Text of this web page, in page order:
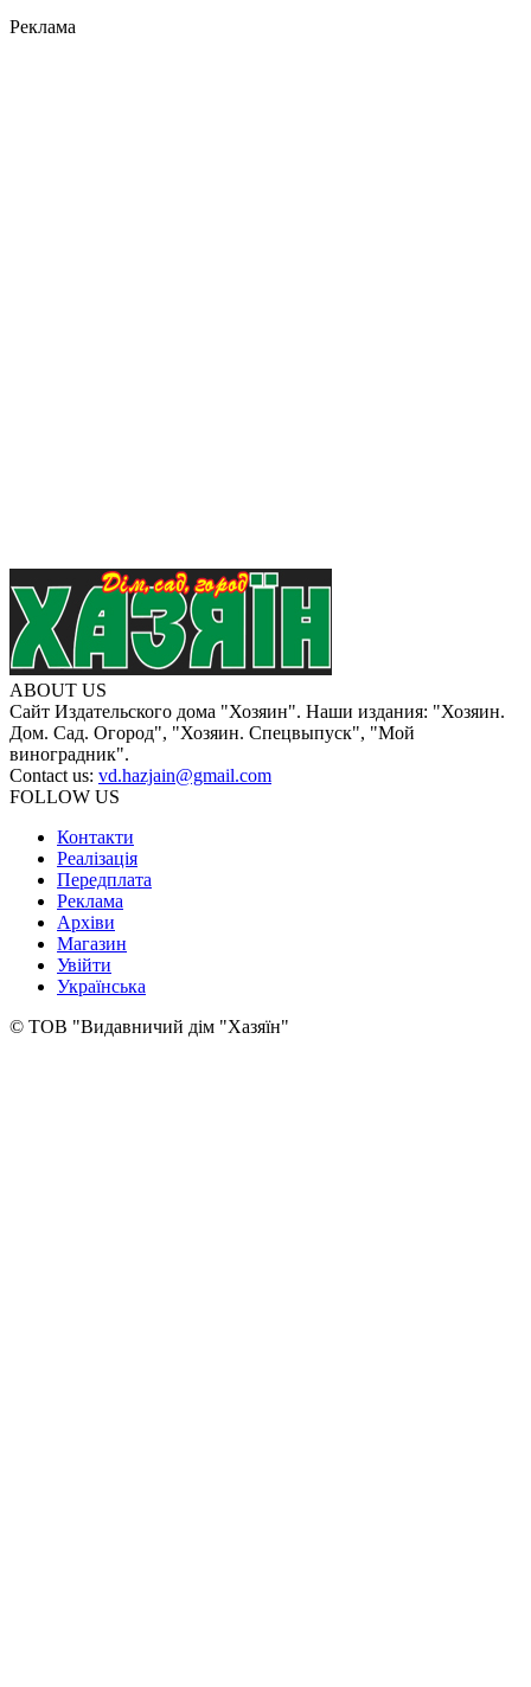
Реклама
ABOUT US
Сайт Издательского дома "Хозяин". Наши издания: "Хозяин.
Дом. Сад. Огород", "Хозяин. Спецвыпуск", "Мой
виноградник".
Contact us: vd.hazjain@gmail.com
FOLLOW US
Контакти
Реалізація
Передплата
Реклама
Архіви
Магазин
Увійти
Українська
© ТОВ "Видавничий дім "Хазяїн"